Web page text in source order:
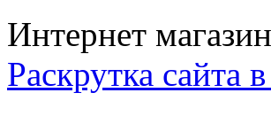
Интернет
Раскрутка сайта